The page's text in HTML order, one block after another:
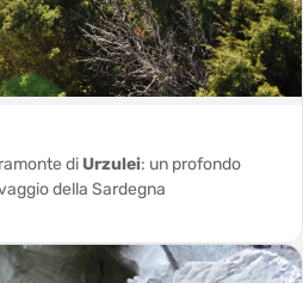
di Urzulei: un profondo
della Sardegna